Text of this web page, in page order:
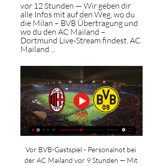
vor 12 Stunden — Wir geben dir
alle Infos mit auf den Weg, wo du
die Milan – BVB Übertragung und
wo du den AC Mailand –
Dortmund Live-Stream findest. AC
Mailand ...
Vor BVB-Gastspiel - Personalnot bei
der AC Mailand vor 9 Stunden — Mit